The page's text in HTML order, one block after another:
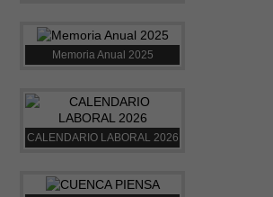
Memoria Anual 2025
CALENDARIO LABORAL 2026